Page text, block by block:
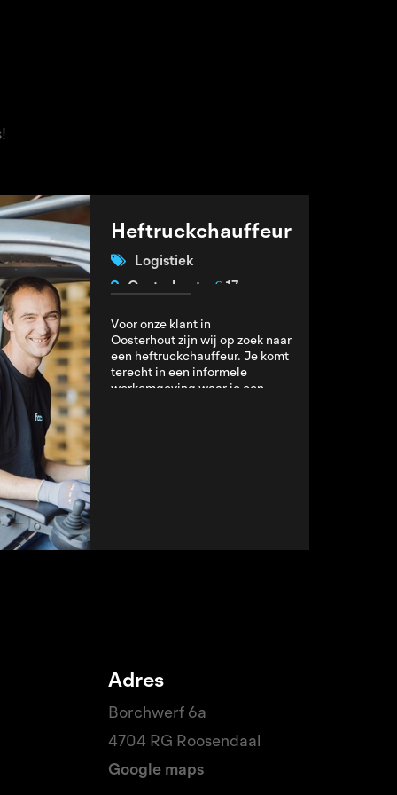
Heftruckchauffeur
Logistiek
Oosterhout
€17
Voor onze klant in
Oosterhout zijn wij op zoek naar
een heftruckchauffeur. Je komt
terecht in een informele
werkomgeving waar je een
Adres
Borchwerf 6a
4704 RG Roosendaal
Google maps